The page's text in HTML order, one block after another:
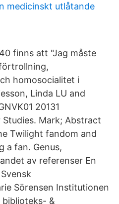
medicinskt utlåtande
finns att "Jag måste
homosocialitet i
Linda LU and
20131
Mark; Abstract
Twilight fandom and
a fan. Genus,
av referenser En
Sörensen Institutionen
&